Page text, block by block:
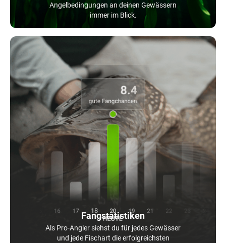
Angelbedingungen an deinen Gewässern
immer im Blick.
Fangstatistiken
Als Pro-Angler siehst du für jedes Gewässer
und jede Fischart die erfolgreichsten